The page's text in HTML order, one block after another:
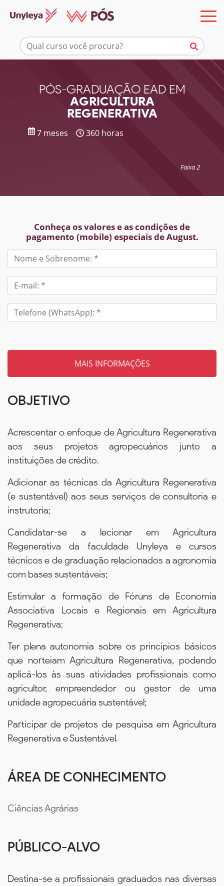
PÓS-GRADUAÇÃO EAD EM
AGRICULTURA
REGENERATIVA
7 meses 360 horas
Faixa 2
Conheça os valores e as condições de
pagamento (mobile) especiais de August.
Mais informações
OBJETIVO
Acrescentar o enfoque de Agricultura Regenerativa
aos seus projetos agropecuários junto a
instituições de crédito.
Adicionar as técnicas da Agricultura Regenerativa
(e sustentável) aos seus serviços de consultoria e
instrutoria;
Candidatar-se a lecionar em Agricultura
Regenerativa da faculdade Unyleya e cursos
técnicos e de graduação relacionados a agronomia
com bases sustentáveis;
Estimular a formação de Fóruns de Economia
Associativa Locais e Regionais em Agricultura
Regenerativa;
Ter plena autonomia sobre os princípios básicos
que norteiam Agricultura Regenerativa, podendo
aplicá-los às suas atividades profissionais como
agricultor, empreendedor ou gestor de uma
unidade agropecuária sustentável;
Participar de projetos de pesquisa em Agricultura
Regenerativa e Sustentável.
ÁREA DE CONHECIMENTO
Ciências Agrárias
PÚBLICO-ALVO
Destina-se a profissionais graduados nas diversas